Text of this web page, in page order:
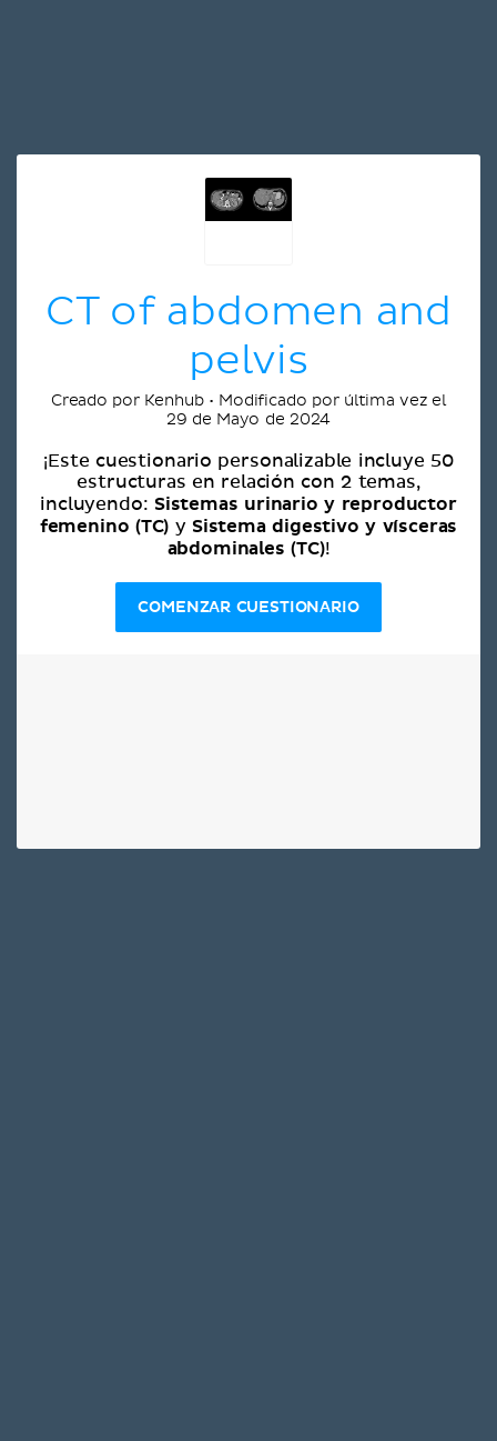
CT of abdomen and
pelvis
Creado por Kenhub • Modificado por última vez el
29 de Mayo de 2024
¡Este cuestionario personalizable incluye 50
estructuras en relación con 2 temas,
incluyendo: Sistemas urinario y reproductor
femenino (TC) y Sistema digestivo y vísceras
abdominales (TC)!
COMENZAR CUESTIONARIO